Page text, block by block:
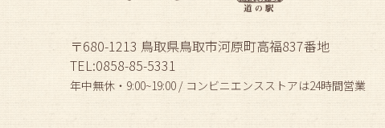
〒680-1213 鳥取県鳥取市河原町高福837番地
TEL:0858-85-5331
年中無休・9:00~19:00 / コンビニエンスストアは24時間営業